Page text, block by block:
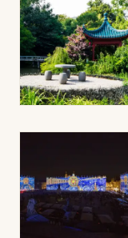
Choisir mes
Mon email